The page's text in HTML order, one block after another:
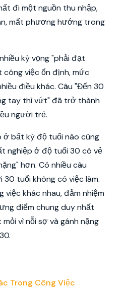
đi một nguồn thu nhập,
mất phương hướng trong
kỳ vọng "phải đạt
việc ổn định, mức
điều khác. Câu "Đến 30
tay thì vứt" đã trở thành
người trẻ.
ở bất kỳ độ tuổi nào cũng
nghiệp ở độ tuổi 30 có vẻ
hơn. Có nhiều câu
tuổi không có việc làm.
việc khác nhau, đảm nhiệm
điểm chung duy nhất
vì nỗi sợ và gánh nặng
Trong Công Việc